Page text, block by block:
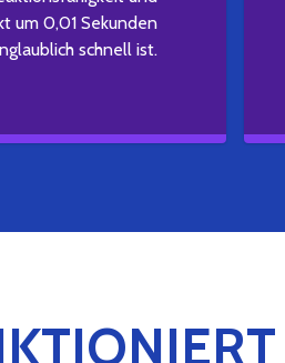
um 0,01 Sekunden
schnell ist.